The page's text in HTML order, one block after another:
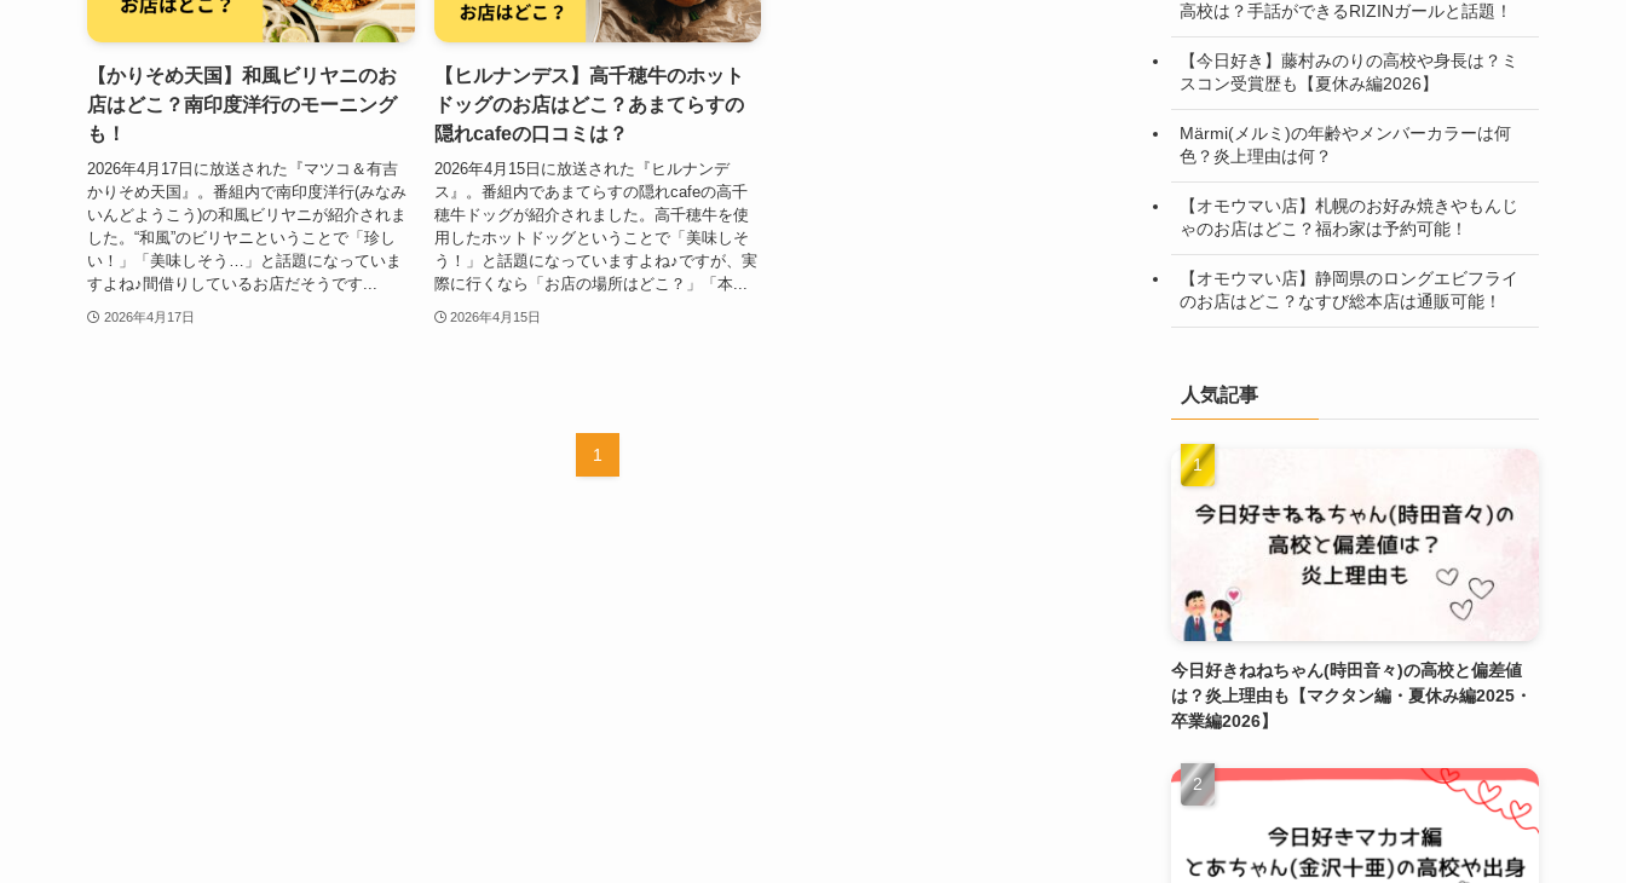
【かりそめ天国】和風ビリヤニのお
店はどこ？南印度洋行のモーニング
も！
2026年4月17日に放送された『マツコ＆有吉
かりそめ天国』。番組内で南印度洋行(みなみ
いんどようこう)の和風ビリヤニが紹介されま
した。“和風”のビリヤニということで「珍し
い！」「美味しそう…」と話題になっていま
すよね♪間借りしているお店だそうです...
2026年4月17日
【ヒルナンデス】高千穂牛のホット
ドッグのお店はどこ？あまてらすの
隠れcafeの口コミは？
2026年4月15日に放送された『ヒルナンデ
ス』。番組内であまてらすの隠れcafeの高千
穂牛ドッグが紹介されました。高千穂牛を使
用したホットドッグということで「美味しそ
う！」と話題になっていますよね♪ですが、実
際に行くなら「お店の場所はどこ？」「本...
2026年4月15日
1
高校は？手話ができるRIZINガールと話題！
【今日好き】藤村みのりの高校や身長は？ミ
スコン受賞歴も【夏休み編2026】
Märmi(メルミ)の年齢やメンバーカラーは何
色？炎上理由は何？
【オモウマい店】札幌のお好み焼きやもんじ
ゃのお店はどこ？福わ家は予約可能！
【オモウマい店】静岡県のロングエビフライ
のお店はどこ？なすび総本店は通販可能！
人気記事
今日好きねねちゃん(時田音々)の高校と偏差値
は？炎上理由も【マクタン編・夏休み編2025・
卒業編2026】